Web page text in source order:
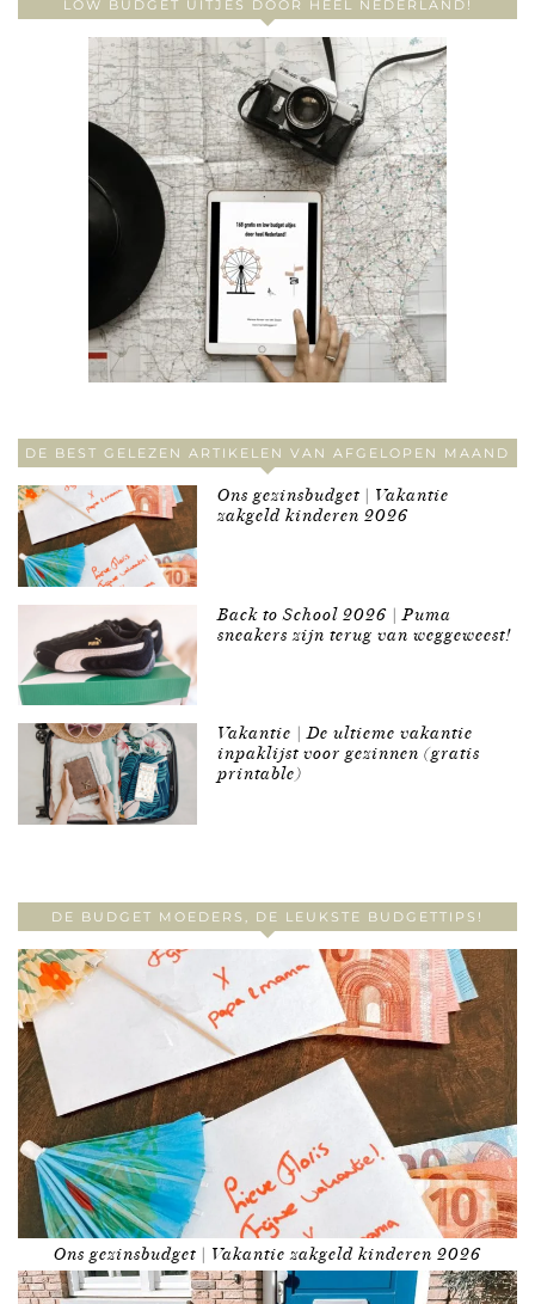
LOW BUDGET UITJES DOOR HEEL NEDERLAND!
DE BEST GELEZEN ARTIKELEN VAN AFGELOPEN MAAND
Ons gezinsbudget | Vakantie
zakgeld kinderen 2026
Back to School 2026 | Puma
sneakers zijn terug van weggeweest!
Vakantie | De ultieme vakantie
inpaklijst voor gezinnen (gratis
printable)
DE BUDGET MOEDERS, DE LEUKSTE BUDGETTIPS!
Ons gezinsbudget | Vakantie zakgeld kinderen 2026